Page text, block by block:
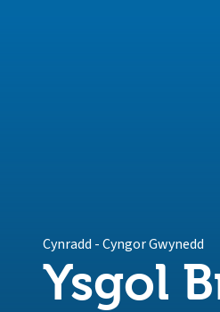
Cynradd -Cyngor Gwynedd
Ysgol